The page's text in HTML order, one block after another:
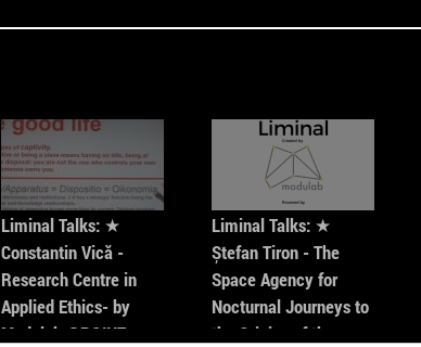
Liminal Talks: ★
Constantin Vică -
Research Centre in
Applied Ethics- by
Modulab @POINT
Liminal Talks: ★
Ștefan Tiron - The
Space Agency for
Nocturnal Journeys to
the Origins of the